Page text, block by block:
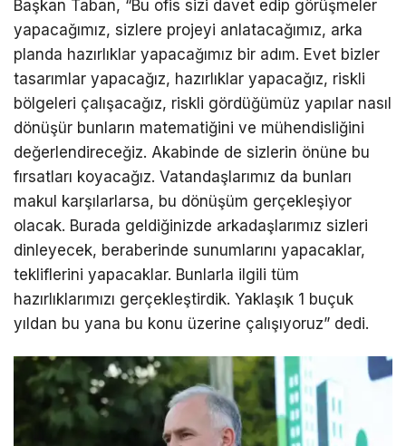
Başkan Taban, “Bu ofis sizi davet edip görüşmeler
yapacağımız, sizlere projeyi anlatacağımız, arka
planda hazırlıklar yapacağımız bir adım. Evet bizler
tasarımlar yapacağız, hazırlıklar yapacağız, riskli
bölgeleri çalışacağız, riskli gördüğümüz yapılar nasıl
dönüşür bunların matematiğini ve mühendisliğini
değerlendireceğiz. Akabinde de sizlerin önüne bu
fırsatları koyacağız. Vatandaşlarımız da bunları
makul karşılarlarsa, bu dönüşüm gerçekleşiyor
olacak. Burada geldiğinizde arkadaşlarımız sizleri
dinleyecek, beraberinde sunumlarını yapacaklar,
tekliflerini yapacaklar. Bunlarla ilgili tüm
hazırlıklarımızı gerçekleştirdik. Yaklaşık 1 buçuk
yıldan bu yana bu konu üzerine çalışıyoruz” dedi.